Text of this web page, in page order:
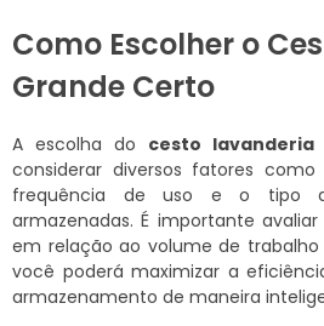
Como Escolher o
Grande Certo
A escolha do cesto lavanderia
considerar diversos fatores
frequência de uso e o tipo
armazenadas. É importante
em relação ao volume de trabalho
você poderá maximizar a
armazenamento de maneira